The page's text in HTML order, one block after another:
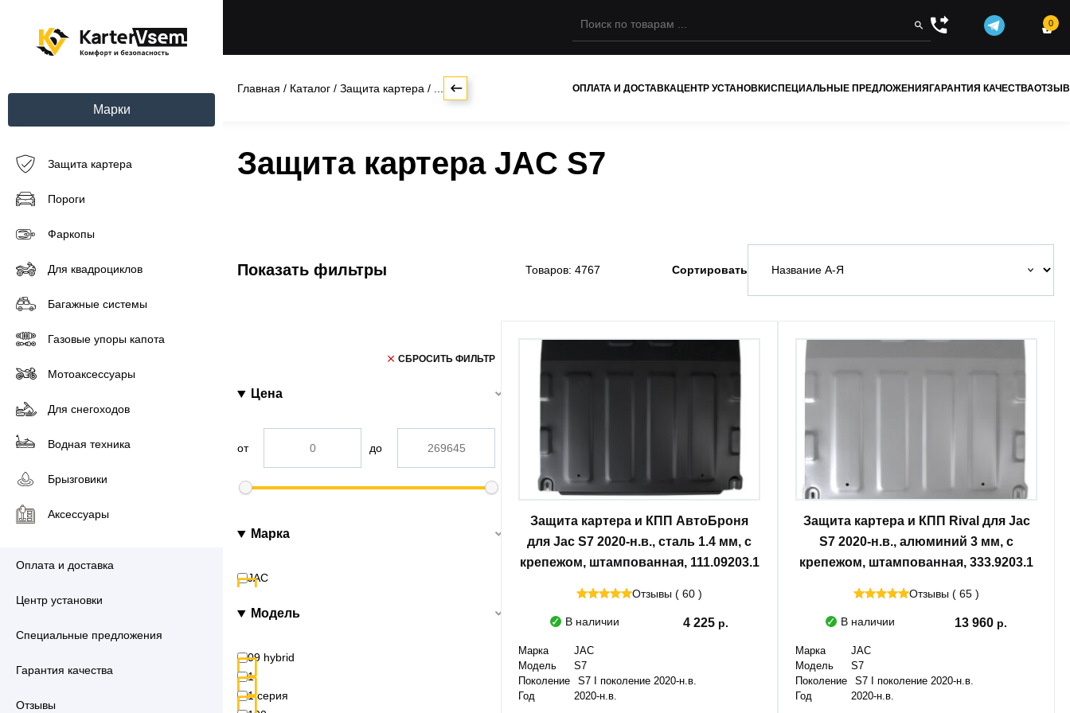
Марки
Защита картера
Пороги
Фаркопы
Для квадроциклов
Багажные системы
Газовые упоры капота
Мотоаксессуары
Для снегоходов
Водная техника
Брызговики
Аксессуары
Оплата и доставка
Центр установки
Специальные предложения
Гарантия качества
Отзывы
 
0
Главная / Каталог / Защита картера / ОПЛАТА И ДОСТАВКАЦЕНТР УСТАНОВКИСПЕЦИАЛЬНЫЕ ПРЕДЛОЖЕНИЯГАРАНТИЯ КАЧЕСТВА
Защита картера JAC S7
Показать фильтры Товаров: 4767 Сортировать
СБРОСИТЬ ФИЛЬТР
Цена
от до
Марка
JAC
Модель
09 hybrid
1
1 серия
Защита картера и КПП АвтоБроня
для Jac S7 2020-н.в., сталь 1.4 мм, с
крепежом, штампованная, 111.09203.1
Отзывы ( 60 )
В наличии 4 225
Марка
JAC
Модель
S7
Поколение
S7 I поколение 2020-н.в.
Год
2020-н.в.
Защита картера и КПП Rival для Jac
S7 2020-н.в., алюминий 3 мм, с
крепежом, штампованная, 333.9203.1
Отзывы ( 65 )
В наличии 13 960
Марка
JAC
Модель
S7
Поколение
S7 I поколение 2020-н.в.
Год
2020-н.в.